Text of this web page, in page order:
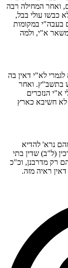
ואחר המחילה רבה
כבשו עולי בבל,
בעבה"י במקומות
א"י, ולמה
לא"י דאין בה
בתשב"ץ. ואחר
א"י הנזכרים
לא חשיבא כארץ
נרא' להדיא
(ל"ב) שדין בתי
רק מדרבנן, וכ"כ
ראיה מזה.